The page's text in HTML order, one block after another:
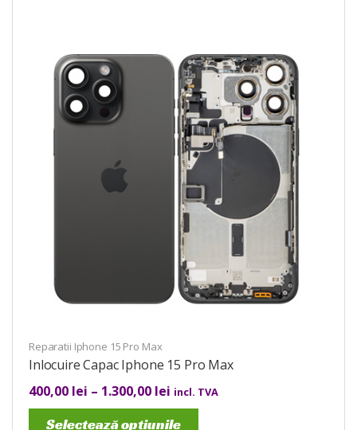
Reparatii Iphone 15 Pro Max
Inlocuire Capac Iphone 15 Pro Max
400,00 lei – 1.300,00 lei incl. TVA
Selectează opțiunile